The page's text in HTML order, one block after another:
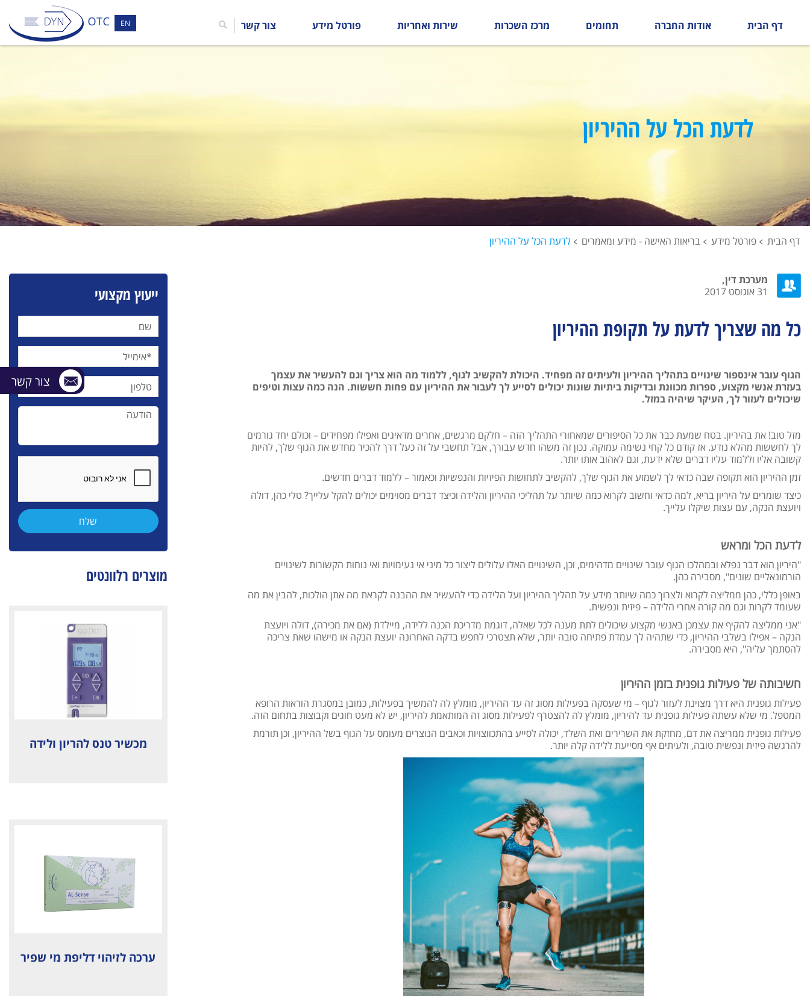
צור קשר
EN דף הבית אודות החברה תחומים מרכז השכרות שירות ואחריות פורטל מידע צור קשר
לדעת הכל על ההיריון
דף הבית פורטל מידע בריאות האישה - מידע ומאמרים לדעת הכל על ההיריון
מערכת דין,
31 אוגוסט 2017
כל מה שצריך לדעת על תקופת ההיריון
הגוף עובר אינספור שינויים בתהליך ההיריון ולעיתים זה מפחיד. היכולת להקשיב לגוף, ללמוד מה הוא צריך וגם להעשיר את עצמך
בעזרת אנשי מקצוע, ספרות מכוונת ובדיקות ביתיות שונות יכולים לסייע לך לעבור את ההיריון עם פחות חששות. הנה כמה עצות וטיפים
שיכולים לעזור לך, העיקר שיהיה במזל.
מזל טוב! את בהיריון. בטח שמעת כבר את כל הסיפורים שמאחורי התהליך הזה – חלקם מרגשים, אחרים מדאיגים ואפילו מפחידים – וכולם יחד גורמים
לך לחששות מהלא נודע. אז קודם כל קחי נשימה עמוקה. נכון זה משהו חדש עבורך, אבל תחשבי על זה כעל דרך להכיר מחדש את הגוף שלך, להיות
קשובה אליו וללמוד עליו דברים שלא ידעת, וגם לאהוב אותו יותר.
זמן ההיריון הוא תקופה שבה כדאי לך לשמוע את הגוף שלך, להקשיב לתחושות הפיזיות והנפשיות וכאמור – ללמוד דברים חדשים.
כיצד שומרים על היריון בריא, למה כדאי וחשוב לקרוא כמה שיותר על תהליכי ההיריון והלידה וכיצד דברים מסוימים יכולים להקל עלייך? טלי כהן, דולה
ויועצת הנקה, עם עצות שיקלו עלייך.
לדעת הכל ומראש
"היריון הוא דבר נפלא ובמהלכו הגוף עובר שינויים מדהימים, וכן, השינויים האלו עלולים ליצור כל מיני אי נעימויות ואי נוחות הקשורות לשינויים
הורמונאליים שונים", מסבירה כהן.
באופן כללי, כהן ממליצה לקרוא ולצרוך כמה שיותר מידע על תהליך ההיריון ועל הלידה כדי להעשיר את ההבנה לקראת מה אתן הולכות, להבין את מה
שעומד לקרות וגם מה קורה אחרי הלידה – פיזית ונפשית.
"אני ממליצה להקיף את עצמכן באנשי מקצוע שיכולים לתת מענה לכל שאלה, דוגמת מדריכת הכנה ללידה, מיילדת (אם את מכירה), דולה ויועצת
הנקה – אפילו בשלבי ההיריון, כדי שתהיה לך עמדת פתיחה טובה יותר, שלא תצטרכי לחפש בדקה האחרונה יועצת הנקה או מישהו שאת צריכה
להסתמך עליה", היא מסבירה.
חשיבותה של פעילות גופנית בזמן ההיריון
פעילות גופנית היא דרך מצוינת לעזור לגוף – מי שעסקה בפעילות מסוג זה עד ההיריון, מומלץ לה להמשיך בפעילות, כמובן במסגרת הוראות הרופא
המטפל. מי שלא עשתה פעילות גופנית עד להיריון, מומלץ לה להצטרף לפעילות מסוג זה המותאמת להיריון, יש לא מעט חוגים וקבוצות בתחום הזה.
פעילות גופנית ממריצה את דם, מחזקת את השרירים ואת השלד, יכולה לסייע בהתכווצויות וכאבים הנוצרים מעומס על הגוף בשל ההיריון, וכן תורמת
להרגשה פיזית ונפשית טובה, ולעיתים אף מסייעת ללידה קלה יותר.
ייעוץ מקצועי
מוצרים רלוונטים
מכשיר טנס להריון ולידה
ערכה לזיהוי דליפת מי שפיר